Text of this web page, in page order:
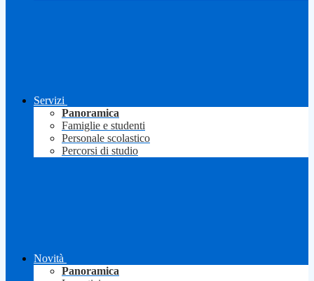
Servizi
Panoramica
Famiglie e studenti
Personale scolastico
Percorsi di studio
Novità
Panoramica